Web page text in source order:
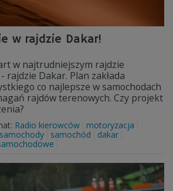
w rajdzie Dakar!
w najtrudniejszym rajdzie
rajdzie Dakar. Plan zakłada
co najlepsze w samochodach
rajdów terenowych. Czy projekt
Radio kierowców
motoryzacja
samochody samochód
dakar